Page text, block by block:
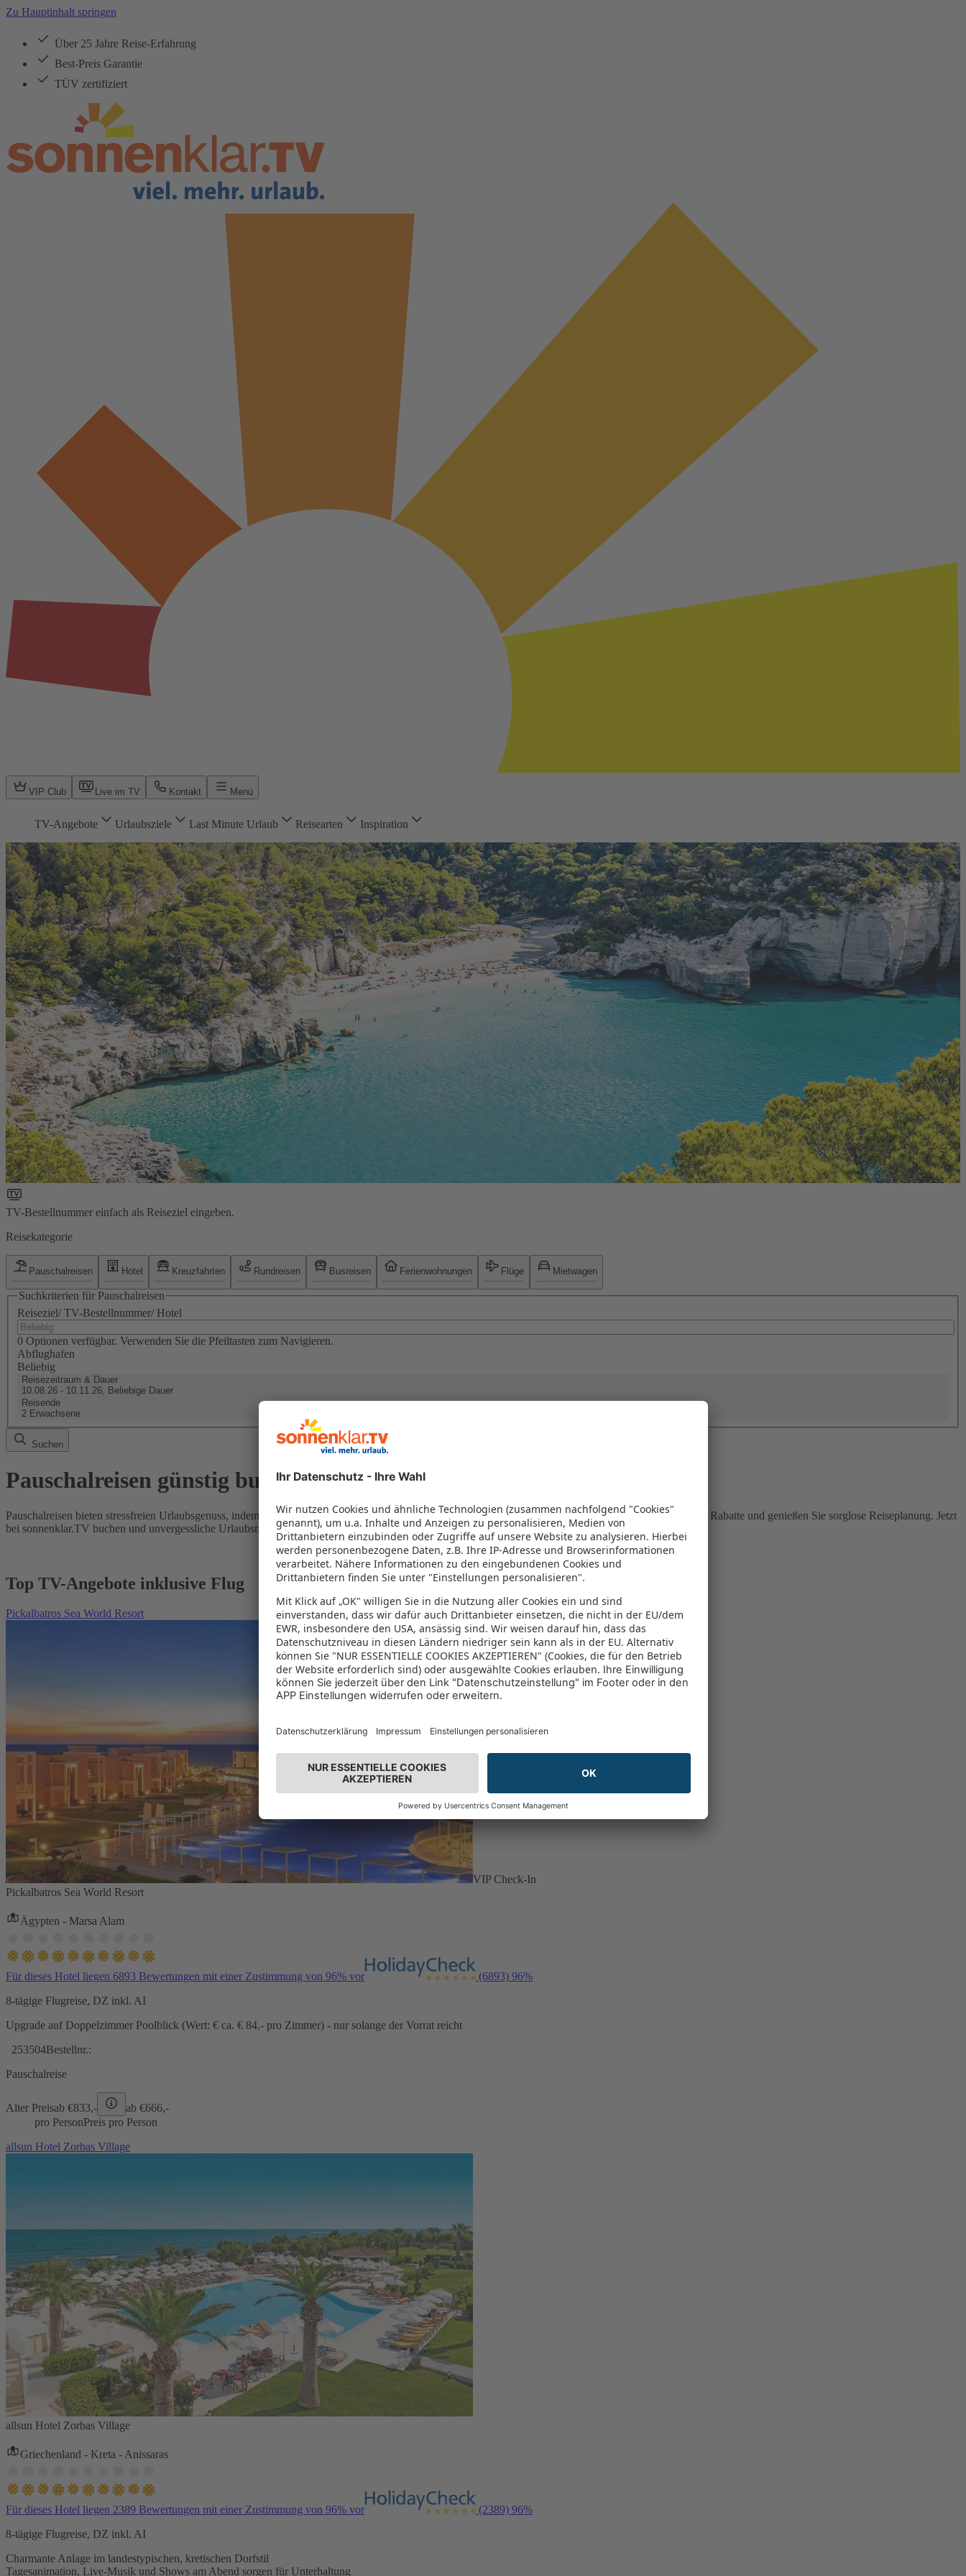
Zu Hauptinhalt springen
Über 25 Jahre Reise-Erfahrung
Best-Preis Garantie
TÜV zertifiziert
VIP Club Live im TV Kontakt Menü
TV-Angebote Urlaubsziele Last Minute Urlaub Reisearten Inspiration
TV-Bestellnummer einfach als Reiseziel eingeben.
Reisekategorie
Pauschalreisen Hotel Kreuzfahrten Rundreisen Busreisen Ferienwohnungen Flüge Mietwagen
Suchkriterien für Pauschalreisen
Reiseziel/ TV-Bestellnummer/ Hotel
0 Optionen verfügbar. Verwenden Sie die Pfeiltasten zum Navigieren.
Abflughafen
Beliebig
Reisezeitraum & Dauer
10.08.26 - 10.11.26, Beliebige Dauer
Reisende
2 Erwachsene
Suchen
Pauschalreisen günstig buchen
Pauschalreisen bieten stressfreien Urlaubsgenuss, indem Flug und Hotel in einem Paket kombiniert werden – das spart Zeit und Geld. Nutzen Sie attraktive Rabatte und genießen Sie sorglose Reiseplanung. Jetzt
bei sonnenklar.TV buchen und unvergessliche Urlaubsmomente erleben!
Top TV-Angebote inklusive Flug
Pickalbatros Sea World Resort
VIP Check-In
Pickalbatros Sea World Resort
Ägypten - Marsa Alam
Für dieses Hotel liegen 6893 Bewertungen mit einer Zustimmung von 96% vor (6893) 96%
8-tägige Flugreise, DZ inkl. AI
Upgrade auf Doppelzimmer Poolblick (Wert: € ca. € 84,- pro Zimmer) - nur solange der Vorrat reicht
253504Bestellnr.:
Pauschalreise
Alter Preisab €833,- ab €666,-
pro PersonPreis pro Person
allsun Hotel Zorbas Village
allsun Hotel Zorbas Village
Griechenland - Kreta - Anissaras
Für dieses Hotel liegen 2389 Bewertungen mit einer Zustimmung von 96% vor (2389) 96%
8-tägige Flugreise, DZ inkl. AI
Charmante Anlage im landestypischen, kretischen Dorfstil
Tagesanimation, Live-Musik und Shows am Abend sorgen für Unterhaltung